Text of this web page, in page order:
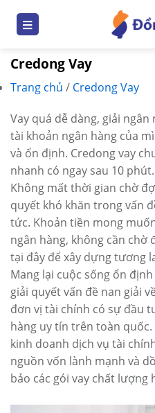
Credong Vay
Trang chủ / Credong Vay
Vay quá dễ dàng, giải
tài khoản ngân hàng của
và ổn định. Credong vay
nhanh có ngay sau 10
Không mất thời gian chờ
quyết khó khăn trong vấn
tức. Khoản tiền mong
ngân hàng, không cần chờ
tại đây để xây dựng tương
Mang lại cuộc sống ổn
giải quyết vấn đề nan giải
đơn vị tài chính có sự đầu
hàng uy tín trên toàn
kinh doanh dịch vụ tài
nguồn vốn lành mạnh và
bảo các gói vay chất lượng